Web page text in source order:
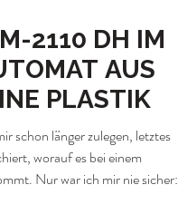
2110 DH IM
AUS
PLASTIK
schon länger zulegen, letztes
worauf es bei einem
Nur war ich mir nie sicher: